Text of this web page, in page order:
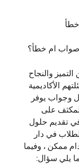
خطأ
صواب ام خطأ؟
والنجاح
الأكاديمية
وجواب يوفر
على
في تقديم حلول
في دار
ممكن ، وفيما
يلي سؤال: